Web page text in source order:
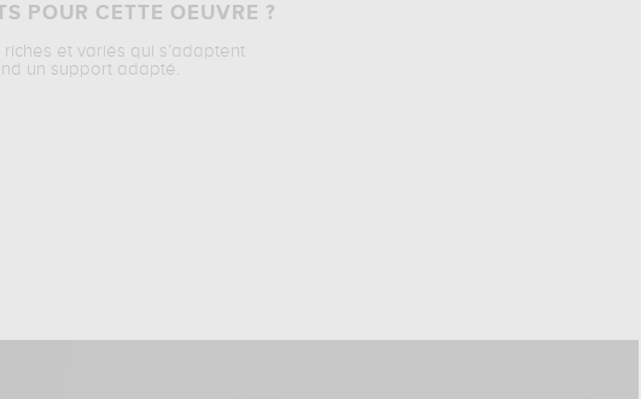
POUR CETTE OEUVRE ?
et variés qui s’adaptent
un support adapté.